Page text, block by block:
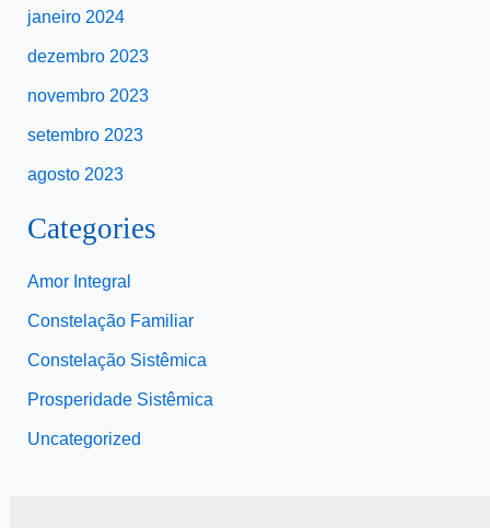
janeiro 2024
dezembro 2023
novembro 2023
setembro 2023
agosto 2023
Categories
Amor Integral
Constelação Familiar
Constelação Sistêmica
Prosperidade Sistêmica
Uncategorized